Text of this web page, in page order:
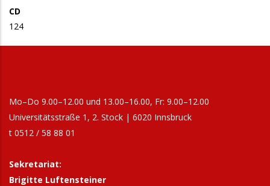
CD
124
Mo–Do 9.00–12.00 und 13.00–16.00, Fr: 9.00–12.00
Universitätsstraße 1, 2. Stock | 6020 Innsbruck
t 0512 / 58 88 01
Sekretariat:
Brigitte Luftensteiner